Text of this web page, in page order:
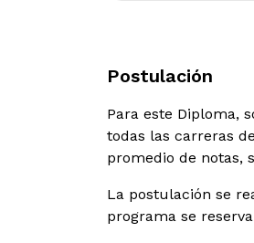
Postulación
Para este Diploma,
todas las carreras
promedio de notas,
La postulación se
programa se